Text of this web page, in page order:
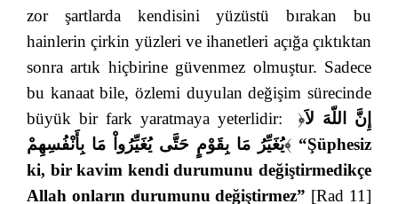
zor şartlarda kendisini yüzüstü bırakan bu
hainlerin çirkin yüzleri ve ihanetleri açığa çıktıktan
sonra artık hiçbirine güvenmez olmuştur. Sadece
bu kanaat bile, özlemi duyulan değişim sürecinde
büyük bir fark yaratmaya yeterlidir:﴿إِنَّ اللّهَ لاَ
يُغَيِّرُ مَا بِقَوْمٍ حَتَّى يُغَيِّرُواْ مَا بِأَنْفُسِهِمْ﴾ “Şüphesiz
ki, bir kavim kendi durumunu değiştirmedikçe
Allah onların durumunu değiştirmez” [Rad 11]